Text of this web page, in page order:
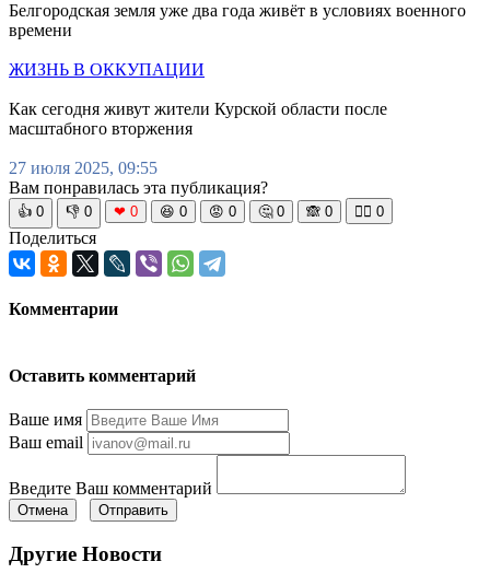
Белгородская земля уже два года живёт в условиях военного
времени
ЖИЗНЬ В ОККУПАЦИИ
Как сегодня живут жители Курской области после
масштабного вторжения
27 июля 2025, 09:55
Вам понравилась эта публикация?
👍 0 👎 0 ❤ 0 😆 0 😡 0 🤔 0 🙈 0 🧘‍♀️ 0
Поделиться
Комментарии
Оставить комментарий
Ваше имя
Ваш email
Введите Ваш комментарий
Отмена Отправить
Другие Новости